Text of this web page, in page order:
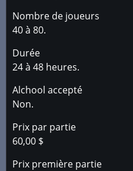
Nombre de joueurs
40 à 80.
Durée
24 à 48 heures.
Alchool accepté
Non.
Prix par partie
60,00 $
Prix première partie